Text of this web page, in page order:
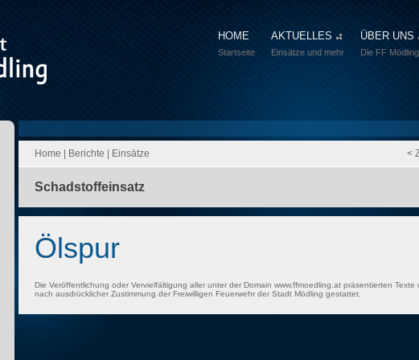
HOME
Startseite
AKTUELLES
Einsätze und mehr
ÜBER UNS
Die FF Mödling
Home Berichte Einsätze <
Schadstoffeinsatz
Ölspur
Die Veröffentlichung oder Vervielfältigung aller unter der Domain www.ffmoedling.at präsentierten
nach ausdrücklicher Zustimmung der Freiwilligen Feuerwehr der Stadt Mödling gestattet.